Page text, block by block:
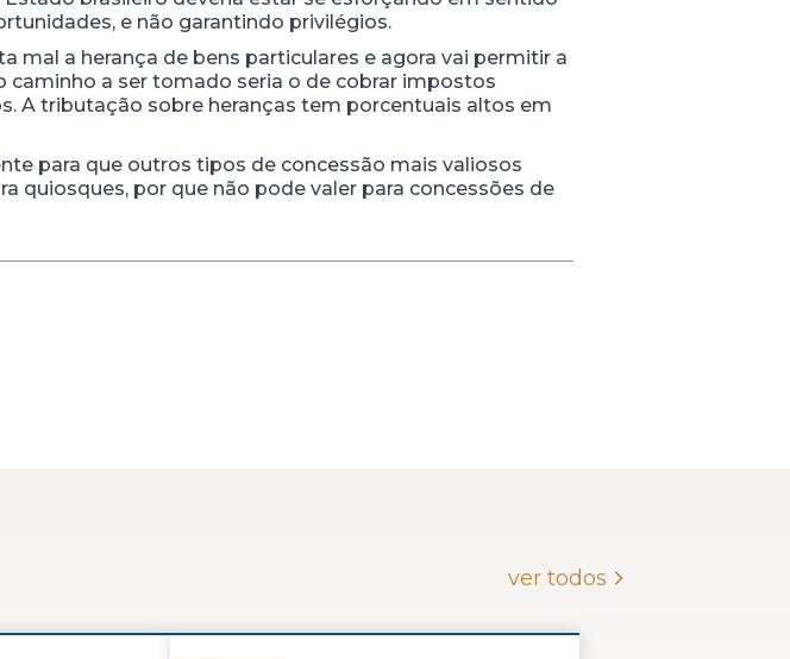
e não garantindo privilégios.
mal a herança de bens particulares e agora vai permitir a
caminho a ser tomado seria o de cobrar impostos
A tributação sobre heranças tem porcentuais altos em
para que outros tipos de concessão mais valiosos
quiosques, por que não pode valer para concessões de
ver todos